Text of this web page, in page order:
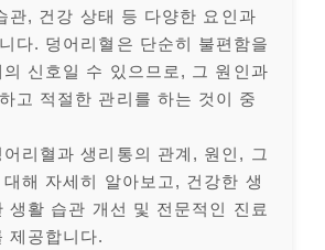
관, 건강 상태 등 다양한 요인과
다. 덩어리혈은 단순히 불편함을
신호일 수 있으므로, 그 원인과
고 적절한 관리를 하는 것이 중
리혈과 생리통의 관계, 원인, 그
해 자세히 알아보고, 건강한 생
생활 습관 개선 및 전문적인 진료
제공합니다.